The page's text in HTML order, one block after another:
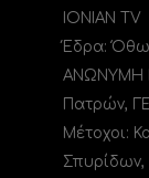
IONIAN TV
Έδρα:
ΑΝΩΝΥΜΗ
Πατρών,
Μέτοχοι:
Σπυρίδων,